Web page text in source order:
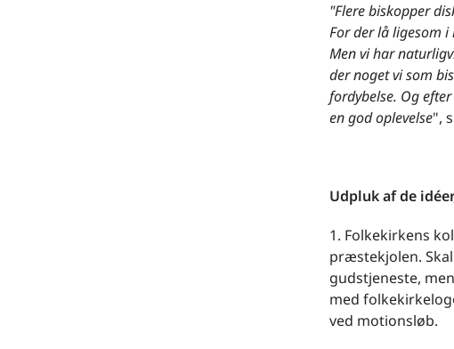
"Flere biskopper
For der lå ligesom
Men vi har
der noget vi som
fordybelse. Og
en god oplevelse",
Udpluk af de
1. Folkekirkens
præstekjolen.
gudstjeneste,
med
ved motionsløb.